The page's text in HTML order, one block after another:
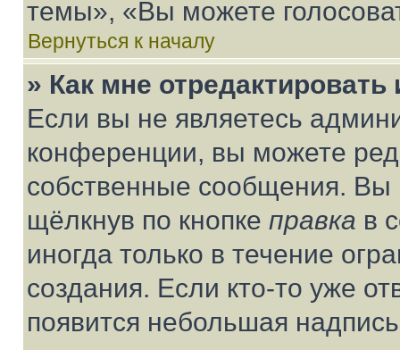
темы», «Вы можете
Вернуться к началу
» Как мне
Если вы не являетесь
конференции, вы можете
собственные сообщения. Вы
щёлкнув по кнопке правка в
иногда только в течение
создания. Если кто-то уже
появится небольшая